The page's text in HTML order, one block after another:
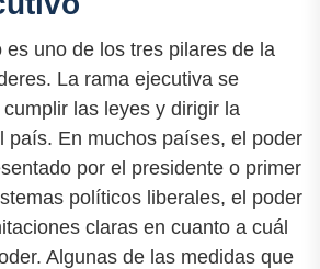
es uno de los tres pilares de la
La rama ejecutiva se
las leyes y dirigir la
país. En muchos países, el poder
por el presidente o primer
políticos liberales, el poder
claras en cuanto a cuál
Algunas de las medidas que